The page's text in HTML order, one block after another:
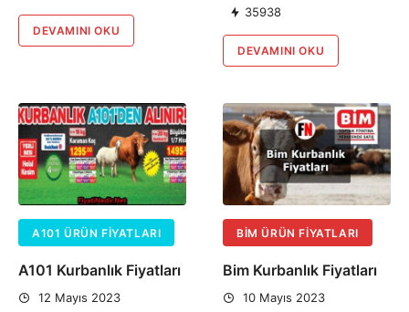
DEVAMINI OKU
35938
DEVAMINI OKU
A101 ÜRÜN FIYATLARI
A101 Kurbanlık Fiyatları
12 Mayıs 2023
BIM ÜRÜN FIYATLARI
Bim Kurbanlık Fiyatları
10 Mayıs 2023